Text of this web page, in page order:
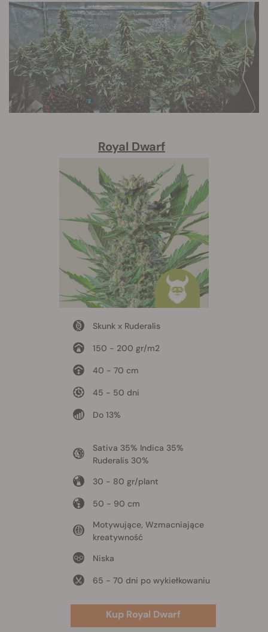
Royal Dwarf
Skunk x Ruderalis
150 - 200 gr/m2
40 - 70 cm
45 - 50 dni
Do 13%
Sativa 35% Indica 35%
Ruderalis 30%
30 - 80 gr/plant
50 - 90 cm
Motywujące, Wzmacniające
kreatywność
Niska
65 - 70 dni po wykiełkowaniu
Kup Royal Dwarf